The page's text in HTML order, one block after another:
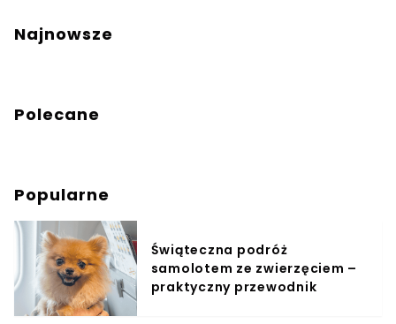
Najnowsze
Polecane
Popularne
Świąteczna podróż
samolotem ze zwierzęciem –
praktyczny przewodnik